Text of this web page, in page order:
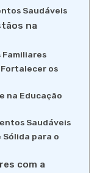
Saudáveis
na
Familiares
os
na Educação
Saudáveis
Sólida para o
com a